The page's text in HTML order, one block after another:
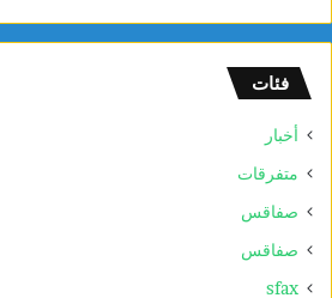
ل
ش
ن
ح
فئات
أخبار
متفرقات
صفاقس
صفاقس
sfax